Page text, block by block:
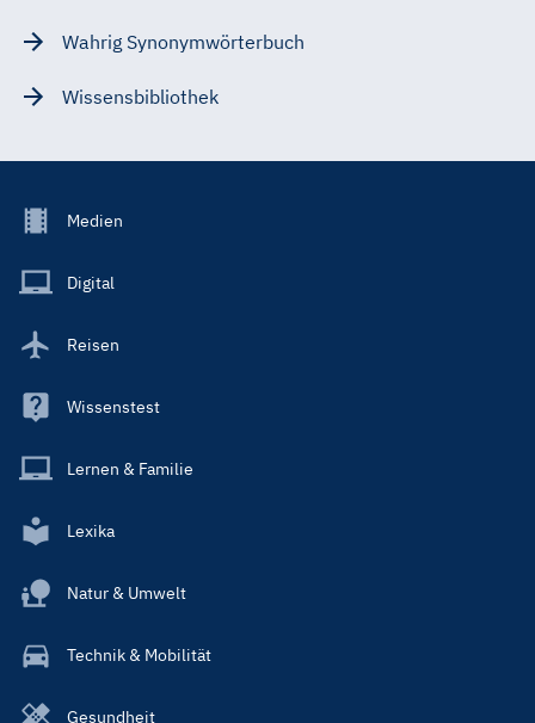
Wahrig Synonymwörterbuch
Wissensbibliothek
Footer
Main
Medien
Digital
Reisen
Wissenstest
Lernen & Familie
Lexika
Natur & Umwelt
Technik & Mobilität
Gesundheit